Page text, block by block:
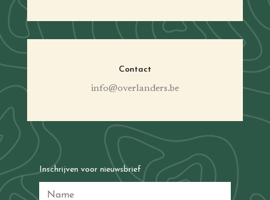
Contact
info@overlanders.be
Inschrijven voor nieuwsbrief